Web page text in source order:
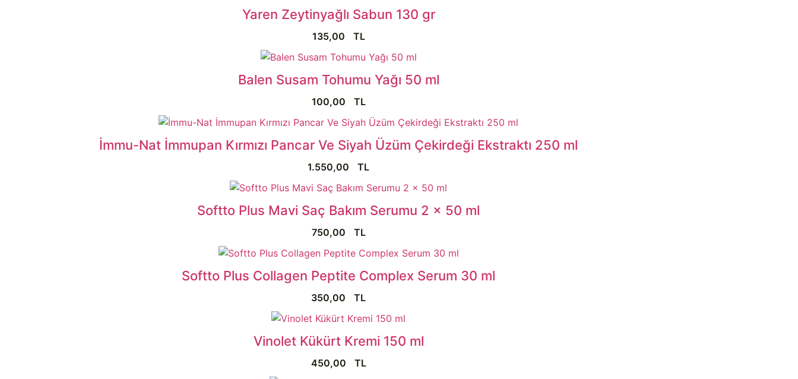
Yaren Zeytinyağlı Sabun 130 gr
135,00 TL
Balen Susam Tohumu Yağı 50 ml
100,00 TL
İmmu-Nat İmmupan Kırmızı Pancar Ve Siyah Üzüm Çekirdeği Ekstraktı 250 ml
1.550,00 TL
Softto Plus Mavi Saç Bakım Serumu 2 x 50 ml
750,00 TL
Softto Plus Collagen Peptite Complex Serum 30 ml
350,00 TL
Vinolet Kükürt Kremi 150 ml
450,00 TL